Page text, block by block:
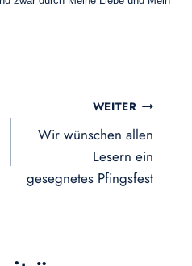
WEITER
Wir wünschen allen
Lesern ein
gesegnetes Pfingsfest